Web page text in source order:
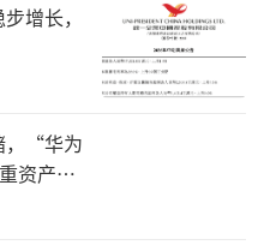
心人物离职，直接导
个方向的“真空”，
的关键。在大模型竞
算不上充沛，出走的
增长，
，“华为
资产考